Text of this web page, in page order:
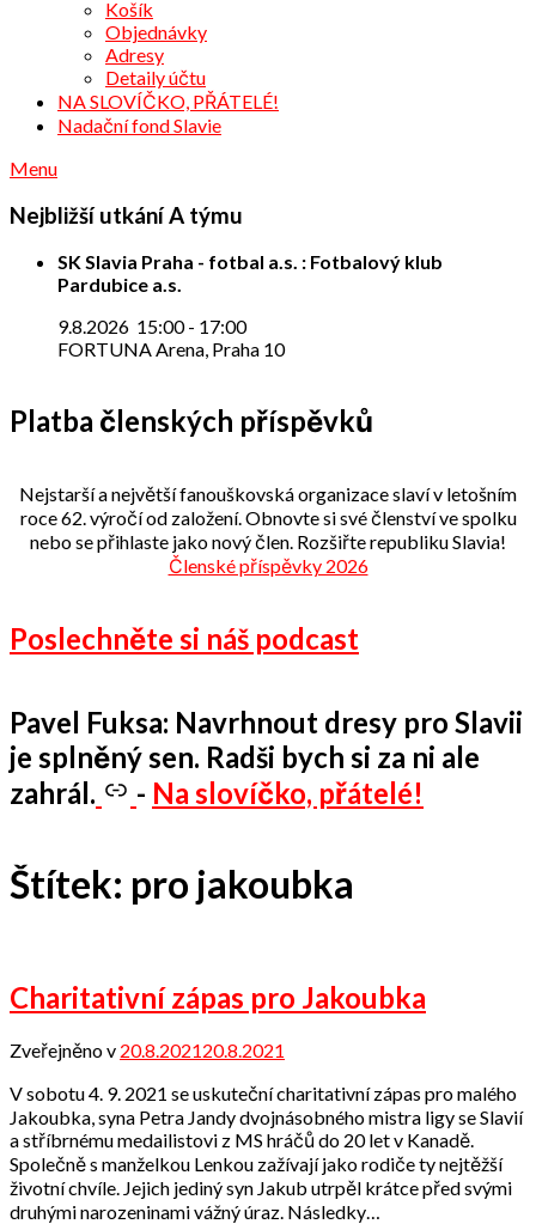
Košík
Objednávky
Adresy
Detaily účtu
NA SLOVÍČKO, PŘÁTELÉ!
Nadační fond Slavie
Menu
Nejbližší utkání A týmu
SK Slavia Praha - fotbal a.s. : Fotbalový klub
Pardubice a.s.
9.8.2026 15:00- 17:00
FORTUNA Arena, Praha 10
Platba členských příspěvků
Nejstarší a největší fanouškovská organizace slaví v letošním
roce 62. výročí od založení. Obnovte si své členství ve spolku
nebo se přihlaste jako nový člen. Rozšiřte republiku Slavia!
Členské příspěvky 2026
Poslechněte si náš podcast
Pavel Fuksa: Navrhnout dresy pro Slavii
je splněný sen. Radši bych si za ni ale
zahrál.
- Na slovíčko, přátelé!
Štítek: pro jakoubka
Charitativní zápas pro Jakoubka
Zveřejněno v 20.8.202120.8.2021
přátel
V sobotu 4. 9. 2021 se uskuteční charitativní zápas pro malého
Jakoubka, syna Petra Jandy dvojnásobného mistra ligy se Slavií
a stříbrnému medailistovi z MS hráčů do 20 let v Kanadě.
Společně s manželkou Lenkou zažívají jako rodiče ty nejtěžší
životní chvíle. Jejich jediný syn Jakub utrpěl krátce před svými
druhými narozeninami vážný úraz. Následky…